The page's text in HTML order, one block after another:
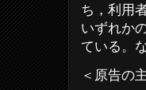
ち，利用
いずれか
ている。
＜原告の